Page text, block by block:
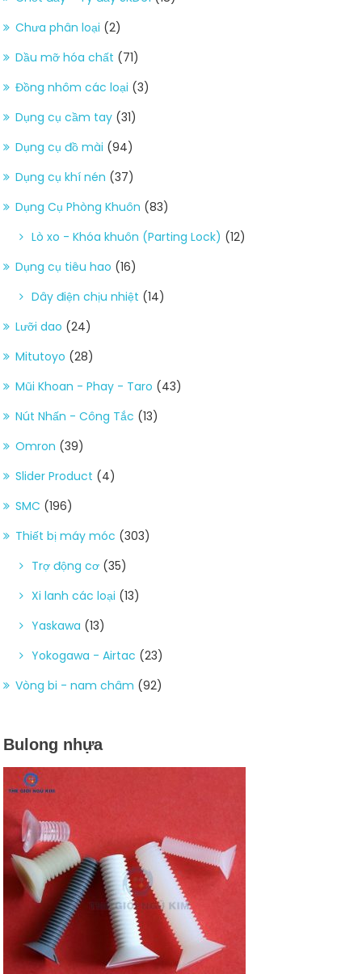
Chưa phân loại (2)
Dầu mỡ hóa chất (71)
Đồng nhôm các loại (3)
Dụng cụ cầm tay (31)
Dụng cụ đồ mài (94)
Dụng cụ khí nén (37)
Dụng Cụ Phòng Khuôn (83)
Lò xo - Khóa khuôn (Parting Lock) (12)
Dụng cụ tiêu hao (16)
Dây điện chịu nhiệt (14)
Lưỡi dao (24)
Mitutoyo (28)
Mũi Khoan - Phay - Taro (43)
Nút Nhấn - Công Tắc (13)
Omron (39)
Slider Product (4)
SMC (196)
Thiết bị máy móc (303)
Trợ động cơ (35)
Xi lanh các loại (13)
Yaskawa (13)
Yokogawa - Airtac (23)
Vòng bi - nam châm (92)
Bulong nhựa